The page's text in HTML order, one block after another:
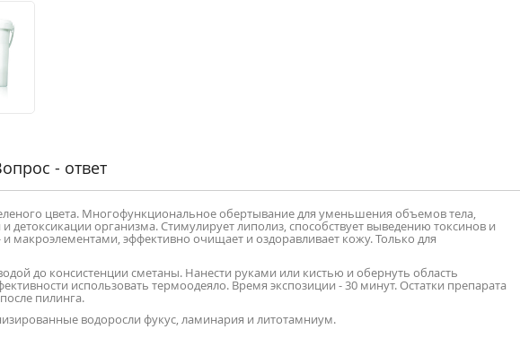
цвета. Многофункциональное обертывание для уменьшения объемов тела,
детоксикации организма. Стимулирует липолиз, способствует выведению токсинов и
эффективно очищает и оздоравливает кожу. Только для
до консистенции сметаны. Нанести руками или кистью и обернуть область
использовать термоодеяло. Время экспозиции - 30 минут. Остатки препарата
пилинга.
водоросли фукус, ламинария и литотамниум.
- ответ